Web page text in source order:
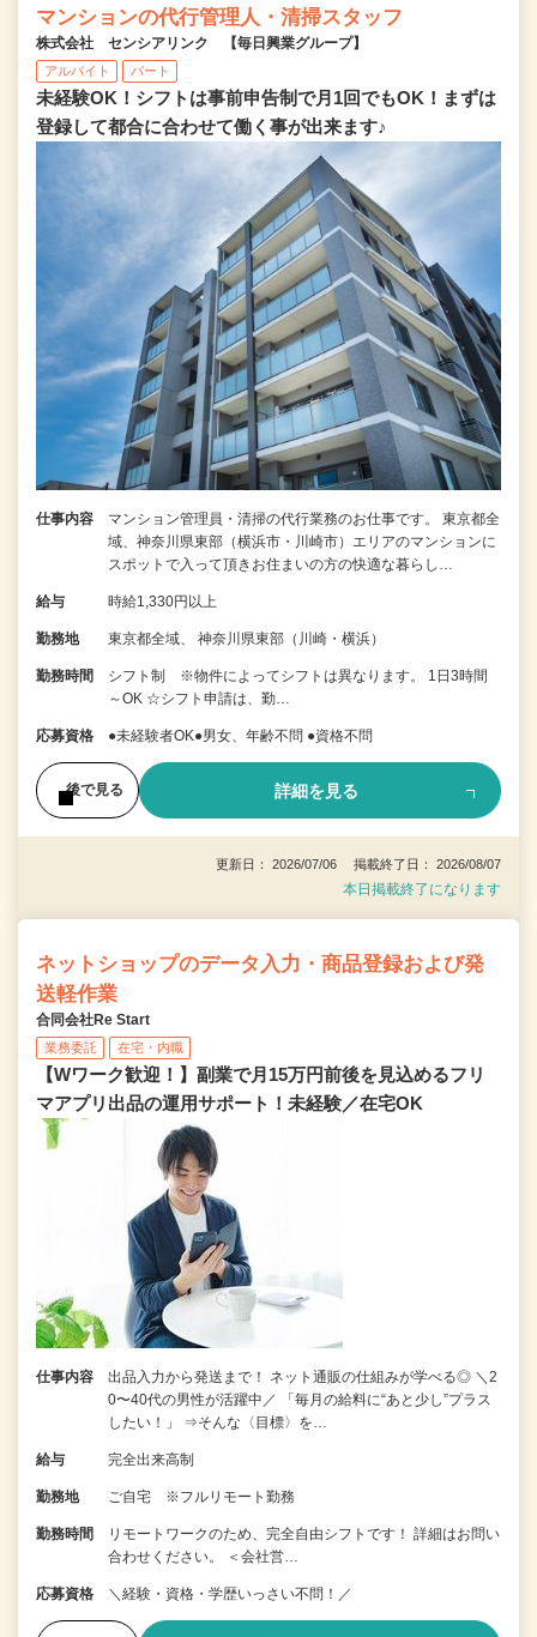
マンションの代行管理人・清掃スタッフ
株式会社 センシアリンク 【毎日興業グループ】
アルバイト パート
未経験OK！シフトは事前申告制で月1回でもOK！まずは
登録して都合に合わせて働く事が出来ます♪
仕事内容
マンション管理員・清掃の代行業務のお仕事です。 東京都全
域、神奈川県東部（横浜市・川崎市）エリアのマンションに
スポットで入って頂きお住まいの方の快適な暮らし…
給与 時給1,330円以上
勤務地 東京都全域、 神奈川県東部（川崎・横浜）
勤務時間
シフト制 ※物件によってシフトは異なります。 1日3時間
～OK ☆シフト申請は、勤…
応募資格 ●未経験者OK●男女、年齢不問 ●資格不問
後で見る 詳細を見る
更新日： 2026/07/06 掲載終了日： 2026/08/07
本日掲載終了になります
ネットショップのデータ入力・商品登録および発
送軽作業
合同会社Re Start
業務委託 在宅・内職
【Wワーク歓迎！】副業で月15万円前後を見込めるフリ
マアプリ出品の運用サポート！未経験／在宅OK
仕事内容
出品入力から発送まで！ ネット通販の仕組みが学べる◎ ＼2
0〜40代の男性が活躍中／ 「毎月の給料に“あと少し”プラス
したい！」 ⇒そんな〈目標〉を…
給与 完全出来高制
勤務地 ご自宅 ※フルリモート勤務
勤務時間
リモートワークのため、完全自由シフトです！ 詳細はお問い
合わせください。 ＜会社営…
応募資格 ＼経験・資格・学歴いっさい不問！／